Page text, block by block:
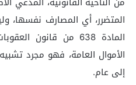
المتضرر، أي المصارف نفسها،
المادة 638 من قانون
الأموال العامة، فهو مجرد
إلى عام.